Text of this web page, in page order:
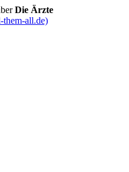
Die Ärzte
all.de)